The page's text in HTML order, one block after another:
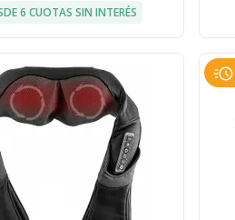
6 CUOTAS SIN INTERÉS